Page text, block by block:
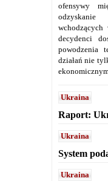
ofensywy
wchodzących
decydenci
powodzenia
działań nie
Ukraina
Raport:
Ukraina
System
Ukraina